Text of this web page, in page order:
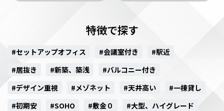
特徴で探す
#セットアップオフィス #会議室付き
#駅近
#居抜き
#新築、築浅
#バルコニー付き
#デザイン重視
#メゾネット #天井高い
#一棟貸し
#初期安
#SOHO #敷金０
#大型、ハイグレード